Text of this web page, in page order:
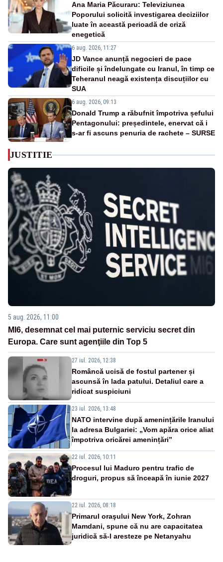
Ana Maria Păcuraru: Televiziunea
Poporului solicită investigarea deciziilor
luate în această perioadă de criză
enegetică
6 aug. 2026, 11:27
JD Vance anunță negocieri de pace
dificile și îndelungate cu Iranul, în timp ce
Teheranul neagă existența discuțiilor cu
SUA
6 aug. 2026, 09:13
Donald Trump a răbufnit împotriva șefului
Pentagonului: președintele, enervat că i
s-ar fi ascuns penuria de rachete – SURSE
JUSTITIE
5 aug. 2026, 11:00
MI6, desemnat cel mai puternic serviciu secret din
Europa. Care sunt agenţiile din Top 5
27 iul. 2026, 12:38
Româncă ucisă de fostul partener și
ascunsă în lada patului. Detaliul care a
ridicat suspiciuni
23 iul. 2026, 13:48
NATO intervine după amenințările Iranului
la adresa Bulgariei: „Vom apăra orice aliat
împotriva oricărei amenințări”
22 iul. 2026, 10:11
Procesul lui Maduro pentru trafic de
droguri, propus să înceapă în iunie 2027
22 iul. 2026, 08:18
Primarul oraşului New York, Zohran
Mamdani, spune că nu are capacitatea
juridică să-l aresteze pe Netanyahu